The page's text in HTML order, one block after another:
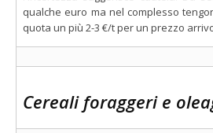
qualche euro ma nel complesso
quota un più 2-3 €/t per un prezzo
Cereali foraggeri e